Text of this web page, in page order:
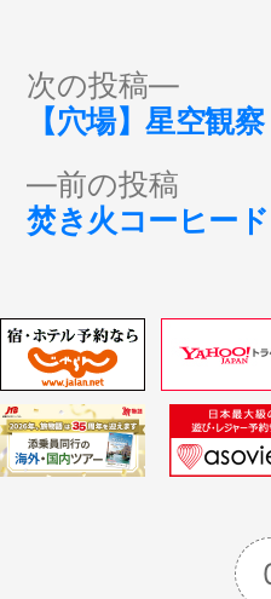
投
ナ
ゲ
ー
シ
前の投稿
の
焚き火コーヒー
次の投稿
次
の
【穴場】星空観察